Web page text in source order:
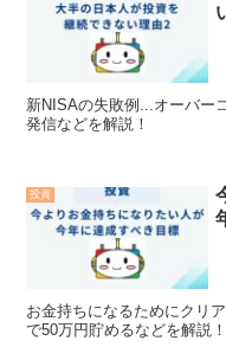
新NISAの失敗例...オーバー
発信などを解説！
投資
お金持ちになるためにクリ
で50万円貯めるなどを解説！